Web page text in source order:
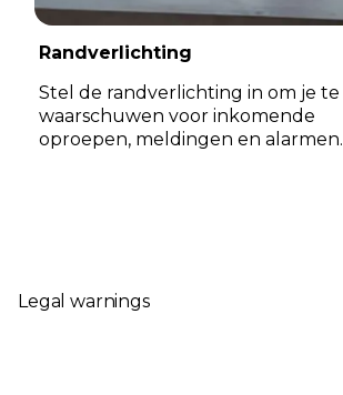
Randverlichting
Stel de randverlichting in om je te
waarschuwen voor inkomende
oproepen, meldingen en alarmen.
Legal warnings